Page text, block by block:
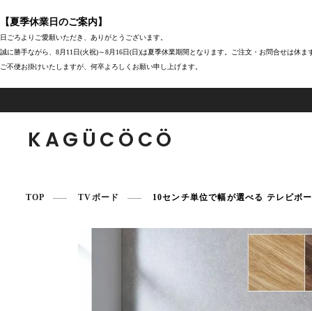
【夏季休業日のご案内】
日ごろよりご愛願いただき、ありがとうございます。
誠に勝手ながら、8月11日(火祝)～8月16日(日)は夏季休業期間となります。ご注文・お問合せは休ま
ご不便お掛けいたしますが、何卒よろしくお願い申し上げます。
KAGÜCÖCÖ
TOP TVボード 10センチ単位で幅が選べる テレビボ